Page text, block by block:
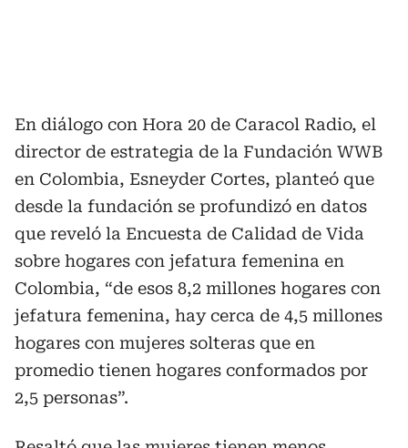
En diálogo con Hora 20 de Caracol Radio, el
director de estrategia de la Fundación WWB
en Colombia, Esneyder Cortes, planteó que
desde la fundación se profundizó en datos
que reveló la Encuesta de Calidad de Vida
sobre hogares con jefatura femenina en
Colombia, “de esos 8,2 millones hogares con
jefatura femenina, hay cerca de 4,5 millones
hogares con mujeres solteras que en
promedio tienen hogares conformados por
2,5 personas”.